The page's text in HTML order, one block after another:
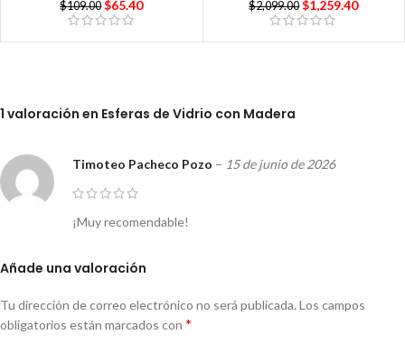
$109.00 $65.40 $2,099.00 $1,259.40
1 valoración en Esferas de Vidrio con Madera
Timoteo Pacheco Pozo – 15 de junio de 2026
¡Muy recomendable!
Añade una valoración
Tu dirección de correo electrónico no será publicada. Los campos
obligatorios están marcados con *